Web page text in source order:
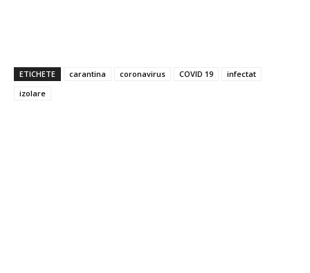
ETICHETE carantina coronavirus COVID 19
infectat
izolare